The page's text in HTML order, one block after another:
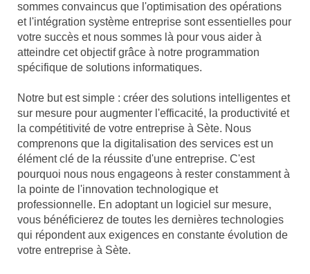
sommes convaincus que l'optimisation des opérations
et l'intégration système entreprise sont essentielles pour
votre succès et nous sommes là pour vous aider à
atteindre cet objectif grâce à notre programmation
spécifique de solutions informatiques.
Notre but est simple : créer des solutions intelligentes et
sur mesure pour augmenter l'efficacité, la productivité et
la compétitivité de votre entreprise à Sète. Nous
comprenons que la digitalisation des services est un
élément clé de la réussite d'une entreprise. C'est
pourquoi nous nous engageons à rester constamment à
la pointe de l'innovation technologique et
professionnelle. En adoptant un logiciel sur mesure,
vous bénéficierez de toutes les dernières technologies
qui répondent aux exigences en constante évolution de
votre entreprise à Sète.